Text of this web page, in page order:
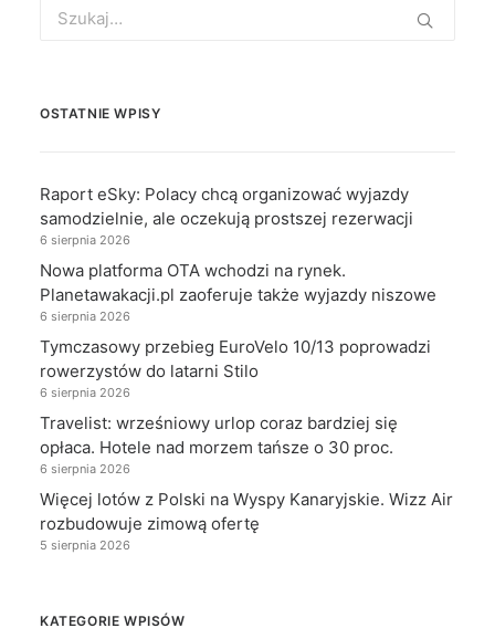
for:
OSTATNIE WPISY
Raport eSky: Polacy chcą organizować wyjazdy
samodzielnie, ale oczekują prostszej rezerwacji
6 sierpnia 2026
Nowa platforma OTA wchodzi na rynek.
Planetawakacji.pl zaoferuje także wyjazdy niszowe
6 sierpnia 2026
Tymczasowy przebieg EuroVelo 10/13 poprowadzi
rowerzystów do latarni Stilo
6 sierpnia 2026
Travelist: wrześniowy urlop coraz bardziej się
opłaca. Hotele nad morzem tańsze o 30 proc.
6 sierpnia 2026
Więcej lotów z Polski na Wyspy Kanaryjskie. Wizz Air
rozbudowuje zimową ofertę
5 sierpnia 2026
KATEGORIE WPISÓW